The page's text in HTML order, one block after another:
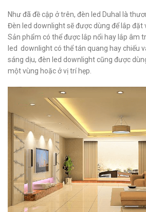
Như đã đề cập ở trên, đèn led Duhal là
Đèn led downlight sẽ được dùng để lắp đặt
Sản phẩm có thể được lắp nổi hay lắp âm
led downlight có thể tán quang hay chiếu
sáng dịu, đèn led downlight cũng được
một vùng hoặc ở vị trí hẹp.